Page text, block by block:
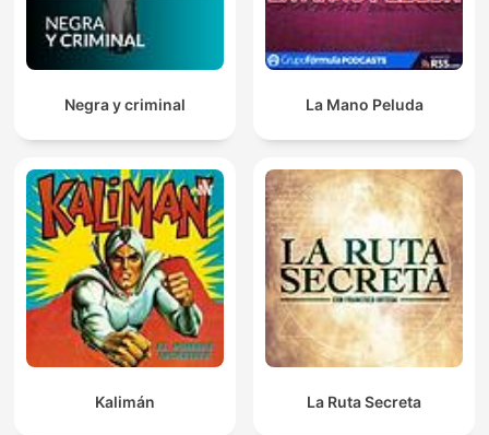
Negra y criminal La Mano Peluda
Kalimán La Ruta Secreta